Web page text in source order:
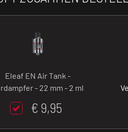
Eleaf EN Air Tank -
- 22 mm - 2 ml
€ 9,95